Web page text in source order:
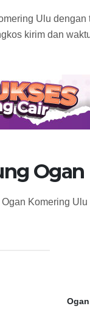
Ulu
kirim dan
Komering